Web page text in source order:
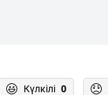
Күлкілі 0